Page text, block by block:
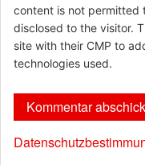
content is not permitted
disclosed to the visitor.
site with their CMP to
technologies used.